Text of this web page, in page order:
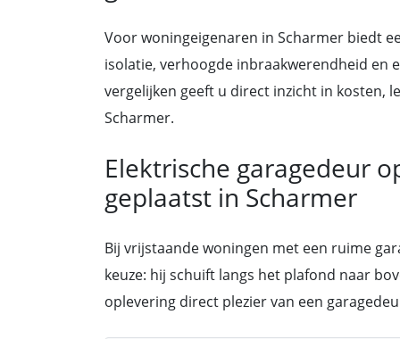
Voor woningeigenaren in Scharmer biedt
isolatie, verhoogde inbraakwerendheid en
vergelijken geeft u direct inzicht in kosten,
Scharmer.
Elektrische garagedeur
geplaatst in Scharmer
Bij vrijstaande woningen met een ruime
keuze: hij schuift langs het plafond naar
oplevering direct plezier van een